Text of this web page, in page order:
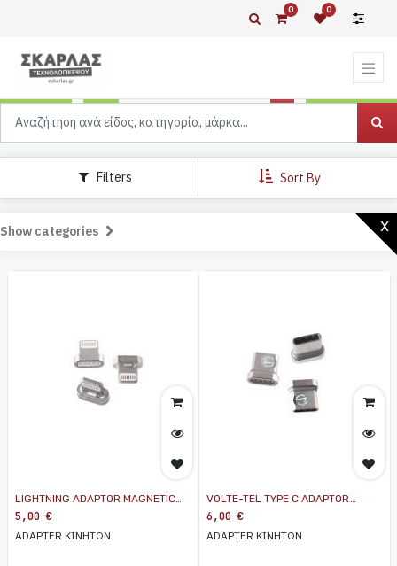
0 0
Filters Sort By
x
Show categories
LIGHTNING ADAPTOR MAGNETIC
FOR VCD07/VCD08
5,00 €
ADAPTER ΚΙΝΗΤΩΝ
VOLTE-TEL TYPE C ADAPTOR
MAGNETIC FOR VCD07/VCD08
6,00 €
ADAPTER ΚΙΝΗΤΩΝ